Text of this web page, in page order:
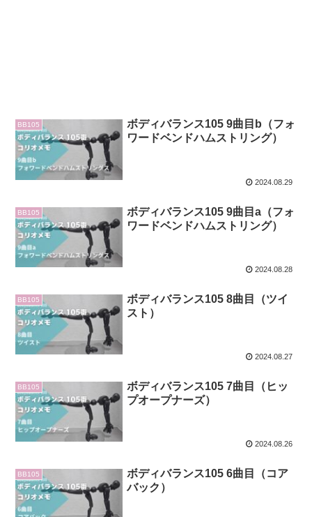
BB105
ボディバランス105 9曲目b（フォ
ワードベンドハムストリング）
2024.08.29
BB105
ボディバランス105 9曲目a（フォ
ワードベンドハムストリング）
2024.08.28
BB105
ボディバランス105 8曲目（ツイ
スト）
2024.08.27
BB105
ボディバランス105 7曲目（ヒッ
プオープナーズ）
2024.08.26
BB105
ボディバランス105 6曲目（コア
バック）